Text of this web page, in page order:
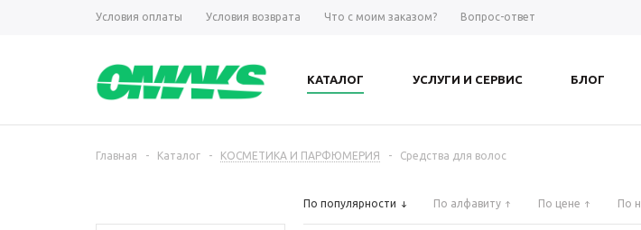
Условия оплаты Условия возврата Что с моим заказом? Вопрос-ответ
КАТАЛОГ УСЛУГИ И СЕРВИС БЛОГ
Главная - Каталог - КОСМЕТИКА И ПАРФЮМЕРИЯ - Средства для волос
По популярности По алфавиту По цене По